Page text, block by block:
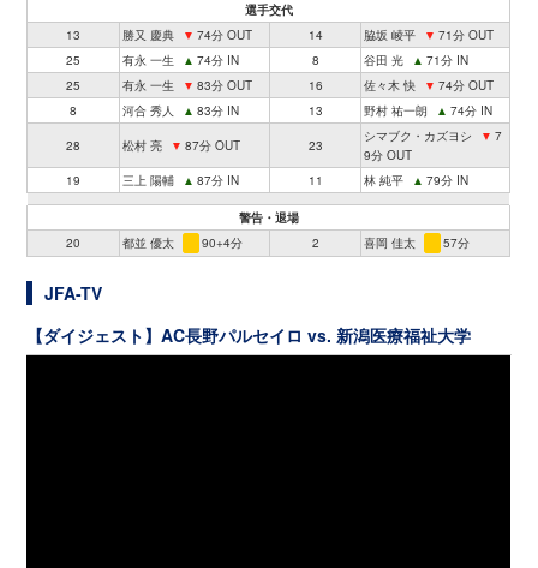
選手交代
13
勝又 慶典 ▼ 74分 OUT 14 脇坂 崚平 ▼ 71分 OUT
25
有永 一生 ▲ 74分 IN 8 谷田 光 ▲ 71分 IN
25
有永 一生 ▼ 83分 OUT 16 佐々木 快 ▼ 74分 OUT
8
河合 秀人 ▲ 83分 IN 13 野村 祐一朗 ▲ 74分 IN
28 松村 亮 ▼ 87分 OUT 23
シマブク・カズヨシ ▼ 7
9分 OUT
19
三上 陽輔 ▲ 87分 IN 11 林 純平 ▲ 79分 IN
警告・退場
20
都並 優太 90+4分 2 喜岡 佳太 57分
JFA-TV
【ダイジェスト】AC長野パルセイロ vs. 新潟医療福祉大学